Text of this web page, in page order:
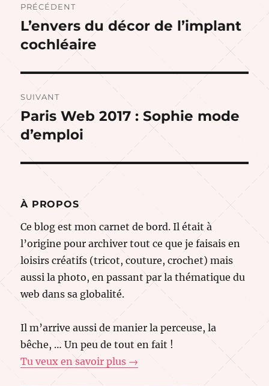
de
l’article
PRÉCÉDENT
Publication
précédente :
L’envers du décor de l’implant
cochléaire
SUIVANT
Publication
suivante :
Paris Web 2017 : Sophie mode
d’emploi
À PROPOS
Ce blog est mon carnet de bord. Il était à
l’origine pour archiver tout ce que je faisais en
loisirs créatifs (tricot, couture, crochet) mais
aussi la photo, en passant par la thématique du
web dans sa globalité.
Il m’arrive aussi de manier la perceuse, la
bêche, … Un peu de tout en fait !
Tu veux en savoir plus →